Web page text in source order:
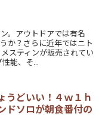
。アウトドアでは有名
か？さらに近年ではニト
スティンが販売されてい
能、そ...
うどいい！４ｗ１ｈ
ドソロが朝食番付の